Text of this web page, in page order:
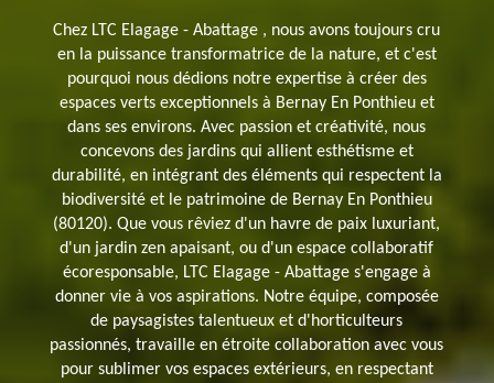
Chez LTC Elagage - Abattage , nous avons toujours cru
en la puissance transformatrice de la nature, et c'est
pourquoi nous dédions notre expertise à créer des
espaces verts exceptionnels à Bernay En Ponthieu et
dans ses environs. Avec passion et créativité, nous
concevons des jardins qui allient esthétisme et
durabilité, en intégrant des éléments qui respectent la
biodiversité et le patrimoine de Bernay En Ponthieu
(80120). Que vous rêviez d'un havre de paix luxuriant,
d'un jardin zen apaisant, ou d'un espace collaboratif
écoresponsable, LTC Elagage - Abattage s'engage à
donner vie à vos aspirations. Notre équipe, composée
de paysagistes talentueux et d'horticulteurs
passionnés, travaille en étroite collaboration avec vous
pour sublimer vos espaces extérieurs, en respectant